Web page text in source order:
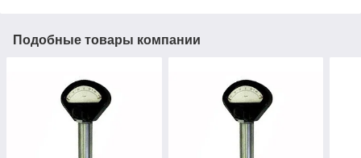
Подобные товары компании